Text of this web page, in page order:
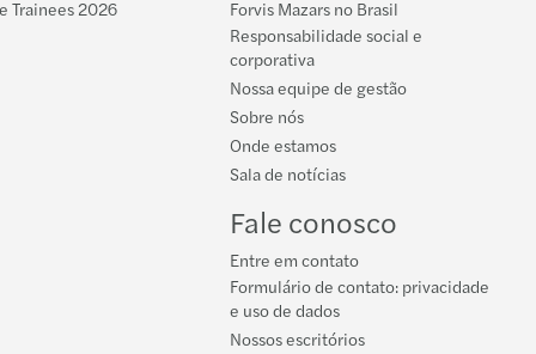
Trainees 2026
Forvis Mazars no Brasil
Responsabilidade social e
corporativa
Nossa equipe de gestão
Sobre nós
Onde estamos
Sala de notícias
Fale conosco
Entre em contato
Formulário de contato: privacidade
e uso de dados
Nossos escritórios